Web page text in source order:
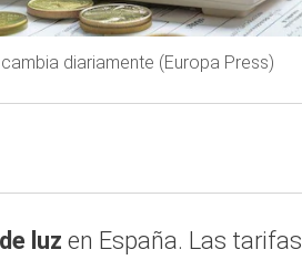
diariamente (Europa Press)
luz en España. Las